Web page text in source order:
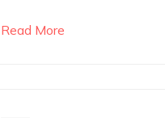
Read More